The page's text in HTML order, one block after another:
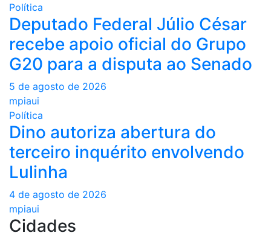
Política
Deputado Federal Júlio César
recebe apoio oficial do Grupo
G20 para a disputa ao Senado
5 de agosto de 2026
mpiaui
Política
Dino autoriza abertura do
terceiro inquérito envolvendo
Lulinha
4 de agosto de 2026
mpiaui
Cidades